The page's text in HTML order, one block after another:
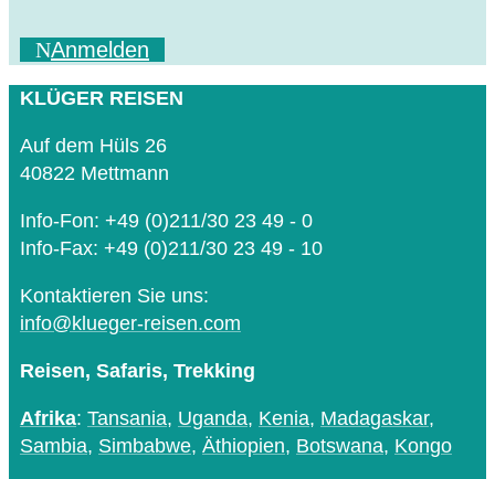
Anmelden
KLÜGER REISEN
Auf dem Hüls 26
40822 Mettmann
Info-Fon: +49 (0)211/30 23 49 - 0
Info-Fax: +49 (0)211/30 23 49 - 10
Kontaktieren Sie uns:
info@klueger-reisen.com
Reisen, Safaris, Trekking
Afrika: Tansania, Uganda, Kenia, Madagaskar,
Sambia, Simbabwe, Äthiopien, Botswana, Kongo